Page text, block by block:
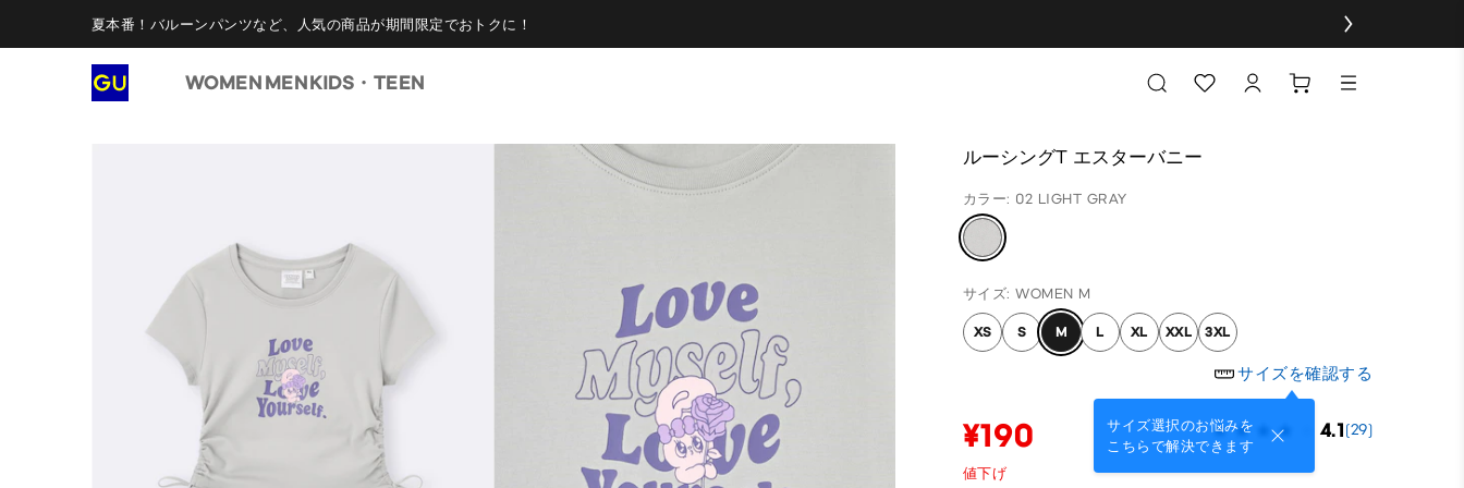
夏本番！バルーンパンツなど、人気の商品が期間限定でおトクに！
WOMEN MENKIDS・TEEN
ルーシングT エスターバニー
カラー: 02 LIGHT GRAY
サイズ: WOMEN M
XS S M L XL XXL 3XL
サイズを確認する
サイズ選択のお悩みを
こちらで解決できます
¥190 4.1(29)
値下げ